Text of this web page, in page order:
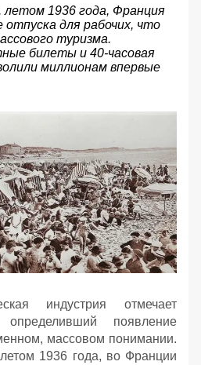
летом 1936 года, Франция
отпуска для рабочих, что
туризма.
билеты и 40-часовая
миллионам впервые
индустрия отмечает
появление
массовом понимании.
1936 года, во Франции